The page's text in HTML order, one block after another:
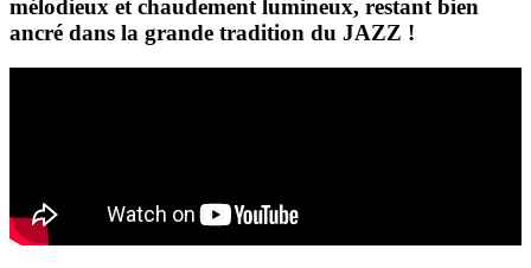
mélodieux et chaudement lumineux, restant bien
ancré dans la grande tradition du JAZZ !